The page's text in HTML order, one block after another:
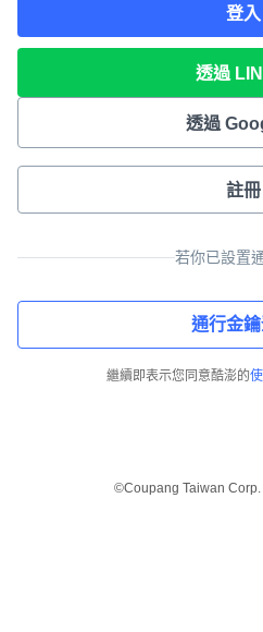
登入
透過
透過
註冊
若你已設置
通行金
繼續即表示您同意酷澎的
©Coupang Taiwan